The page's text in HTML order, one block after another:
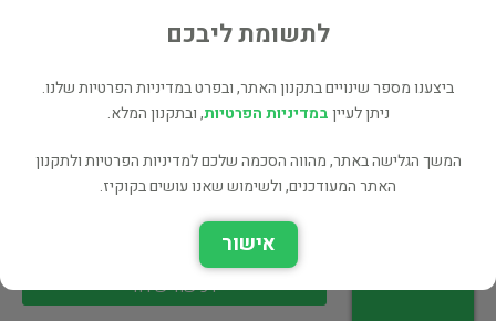
רכישה ישירה
,תורת הפיוט לאריסטו - מימסיס וקאתארסיס…
ביקורת ספרותית
רכישה ישירה
לתשומת ליבכם
ביצענו מספר שינויים בתקנון האתר, ובפרט במדיניות הפרטיות שלנו.
ניתן לעייןבמדיניות הפרטיות, ובתקנון המלא.
המשך הגלישה באתר, מהווה הסכמה שלכם למדיניות הפרטיות ולתקנון
האתר המעודכנים, ולשימוש שאנו עושים בקוקיז.
אישור